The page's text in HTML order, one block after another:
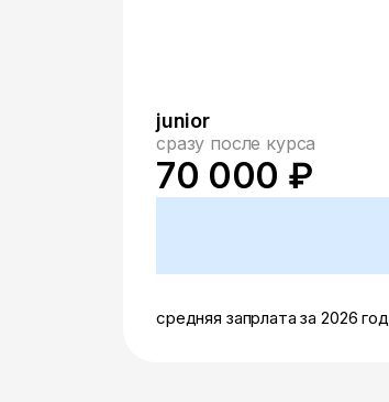
junior
сразу после курса
70 000 ₽
средняя запрлата за 2026 год